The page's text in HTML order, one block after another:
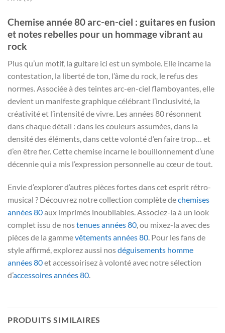
Chemise année 80 arc-en-ciel : guitares en fusion
et notes rebelles pour un hommage vibrant au
rock
Plus qu’un motif, la guitare ici est un symbole. Elle incarne la
contestation, la liberté de ton, l’âme du rock, le refus des
normes. Associée à des teintes arc-en-ciel flamboyantes, elle
devient un manifeste graphique célébrant l’inclusivité, la
créativité et l’intensité de vivre. Les années 80 résonnent
dans chaque détail : dans les couleurs assumées, dans la
densité des éléments, dans cette volonté d’en faire trop… et
d’en être fier. Cette chemise incarne le bouillonnement d’une
décennie qui a mis l’expression personnelle au cœur de tout.
Envie d’explorer d’autres pièces fortes dans cet esprit rétro-
musical ? Découvrez notre collection complète dechemises
années 80aux imprimés inoubliables. Associez-la à un look
complet issu de nostenues années 80, ou mixez-la avec des
pièces de la gammevêtements années 80. Pour les fans de
style affirmé, explorez aussi nosdéguisements homme
années 80et accessoirisez à volonté avec notre sélection
d’accessoires années 80.
PRODUITS SIMILAIRES